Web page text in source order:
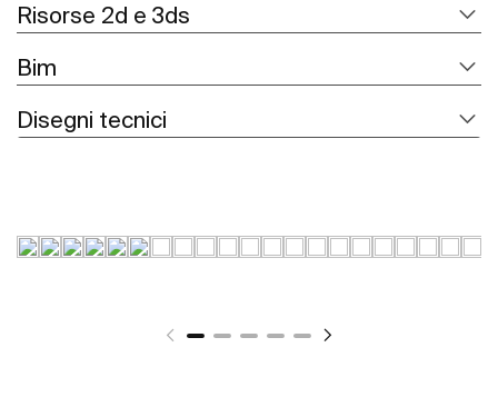
Risorse 2d e 3ds
Bim
Disegni tecnici